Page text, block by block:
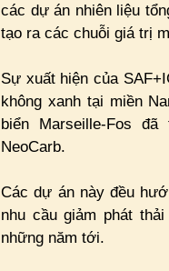
các dự án nhiên liệu
tạo ra các chuỗi giá trị
Sự xuất hiện của
không xanh tại miền
biển Marseille-Fos
NeoCarb.
Các dự án này đều
nhu cầu giảm phát
những năm tới.